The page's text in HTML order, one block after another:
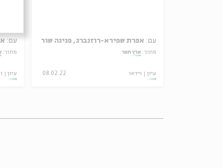
עם:
מתוך:
עיון
עם: אפרת שפירא-רוזנברג, פנינה שור
מתוך: ארץ חפר
עיון וידאו 08.02.22